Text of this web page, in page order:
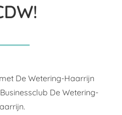
De Wetering-Haarrijn
De Wetering-